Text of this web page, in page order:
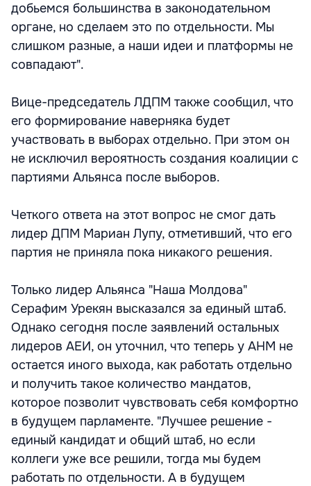
добьемся большинства в законодательном
органе, но сделаем это по отдельности. Мы
слишком разные, а наши идеи и платформы не
совпадают".
Вице-председатель ЛДПМ также сообщил, что
его формирование наверняка будет
участвовать в выборах отдельно. При этом он
не исключил вероятность создания коалиции с
партиями Альянса после выборов.
Четкого ответа на этот вопрос не смог дать
лидер ДПМ Мариан Лупу, отметивший, что его
партия не приняла пока никакого решения.
Только лидер Альянса "Наша Молдова"
Серафим Урекян высказался за единый штаб.
Однако сегодня после заявлений остальных
лидеров АЕИ, он уточнил, что теперь у АНМ не
остается иного выхода, как работать отдельно
и получить такое количество мандатов,
которое позволит чувствовать себя комфортно
в будущем парламенте. "Лучшее решение -
единый кандидат и общий штаб, но если
коллеги уже все решили, тогда мы будем
работать по отдельности. А в будущем